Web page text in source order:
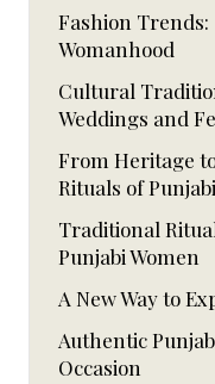
Fashion Trends:
Womanhood
Cultural
Weddings and
From Heritage
Rituals of
Traditional
Punjabi Women
A New Way to
Authentic
Occasion